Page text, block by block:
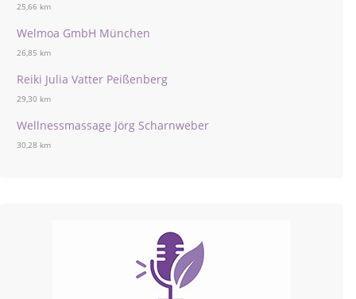
25,66 km
Welmoa GmbH München
26,85 km
Reiki Julia Vatter Peißenberg
29,30 km
Wellnessmassage Jörg Scharnweber
30,28 km